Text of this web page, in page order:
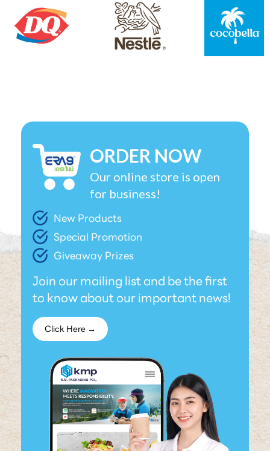
ORDER NOW
Our online store is open
for business!
New Products
Special Promotion
Giveaway Prizes
Join our mailing list and be the first
to know about our important news!
Click Here →